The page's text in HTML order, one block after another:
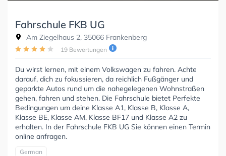
Fahrschule FKB UG
Am Ziegelhaus 2, 35066 Frankenberg
19 Bewertungen
Du wirst lernen, mit einem Volkswagen zu fahren. Achte
darauf, dich zu fokussieren, da reichlich Fußgänger und
geparkte Autos rund um die nahegelegenen Wohnstraßen
gehen, fahren und stehen. Die Fahrschule bietet Perfekte
Bedingungen um deine Klasse A1, Klasse B, Klasse A,
Klasse BE, Klasse AM, Klasse BF17 und Klasse A2 zu
erhalten. In der Fahrschule FKB UG Sie können einen Termin
online anfragen.
German